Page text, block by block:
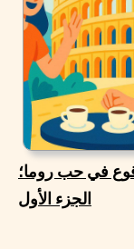
في حب روما؛
الجزء الأول